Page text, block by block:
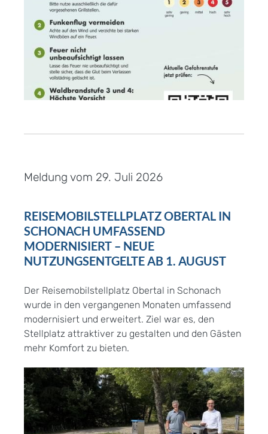
Meldung vom 29. Juli 2026
REISEMOBILSTELLPLATZ OBERTAL IN
SCHONACH UMFASSEND
MODERNISIERT – NEUE
NUTZUNGSENTGELTE AB 1. AUGUST
Der Reisemobilstellplatz Obertal in Schonach
wurde in den vergangenen Monaten umfassend
modernisiert und erweitert. Ziel war es, den
Stellplatz attraktiver zu gestalten und den Gästen
mehr Komfort zu bieten.